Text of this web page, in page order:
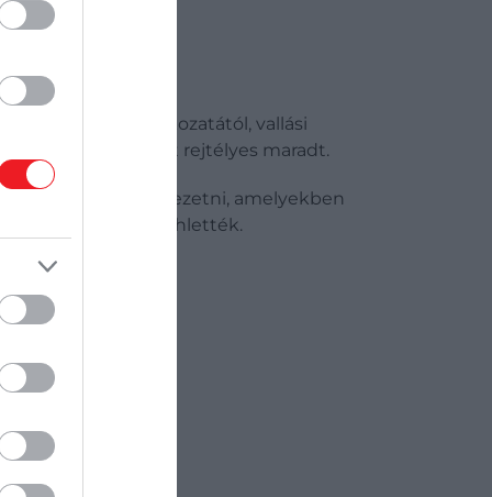
nyilvános nyilatkozatától, vallási
haláláig nagyrészt rejtélyes maradt.
kezdett vezetni, amelyekben
Netflix sorozatát ihlették.